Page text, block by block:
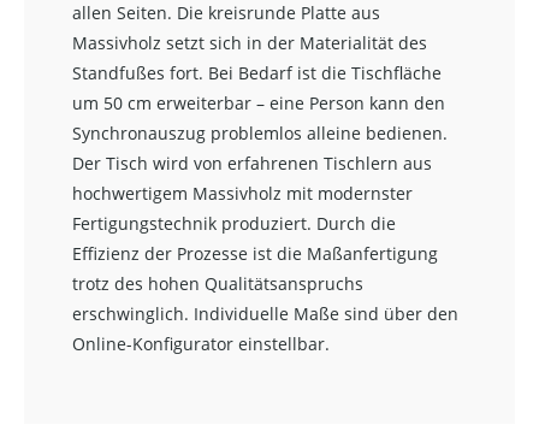
allen Seiten. Die kreisrunde Platte aus
Massivholz setzt sich in der Materialität des
Standfußes fort. Bei Bedarf ist die Tischfläche
um 50 cm erweiterbar – eine Person kann den
Synchronauszug problemlos alleine bedienen.
Der Tisch wird von erfahrenen Tischlern aus
hochwertigem Massivholz mit modernster
Fertigungstechnik produziert. Durch die
Effizienz der Prozesse ist die Maßanfertigung
trotz des hohen Qualitätsanspruchs
erschwinglich. Individuelle Maße sind über den
Online-Konfigurator einstellbar.